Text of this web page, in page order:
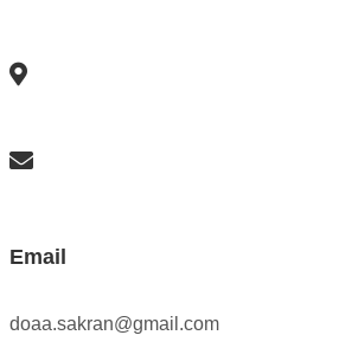
Email
doaa.sakran@gmail.com